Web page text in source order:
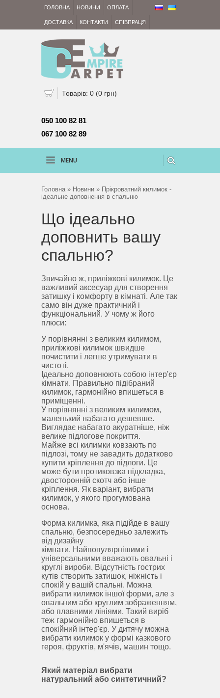
ГОЛОВНА НОВИНИ ОПЛАТА
ДОСТАВКА КОНТАКТИ СПІВПРАЦЯ
Товарів: 0 (0 грн)
050 100 82 81
067 100 82 89
MENU
Головна» Новини » Прікроватний килимок -
ідеальне доповнення в спальню
Що ідеально
доповнить вашу
спальню?
Звичайно ж, приліжкові килимок. Це
важливий аксесуар для створення
затишку і комфорту в кімнаті. Але так
само він дуже практичний і
функціональний. У чому ж його
плюси:
У порівнянні з великим килимом,
приліжкові килимок швидше
почистити і легше утримувати в
чистоті.
Ідеально доповнюють собою інтер'єр
кімнати. Правильно підібраний
килимок, гармонійно впишеться в
приміщенні.
У порівнянні з великим килимом,
маленький набагато дешевше.
Виглядає набагато акуратніше, ніж
велике підлогове покриття.
Майже всі килимки ковзають по
підлозі, тому не завадить додатково
купити кріплення до підлоги. Це
може бути протиковзка підкладка,
двосторонній скотч або інше
кріплення. Як варіант, вибрати
килимок, у якого прогумована
основа.
Форма килимка, яка підійде в вашу
спальню, безпосередньо залежить
від дизайну
кімнати. Найпопулярнішими і
універсальними вважають овальні і
круглі вироби. Відсутність гострих
кутів створить затишок, ніжність і
спокій у вашій спальні. Можна
вибрати килимок іншої форми, але з
овальним або круглим зображенням,
або плавними лініями. Такий виріб
теж гармонійно впишеться в
спокійний інтер'єр. У дитячу можна
вибрати килимок у формі казкового
героя, фруктів, м'ячів, машин тощо.
Який матеріал вибрати
натуральний або синтетичний?